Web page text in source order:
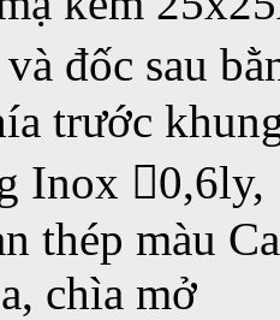
đốc sau
trước
Inox 0,6ly,
thép màu
chìa mở